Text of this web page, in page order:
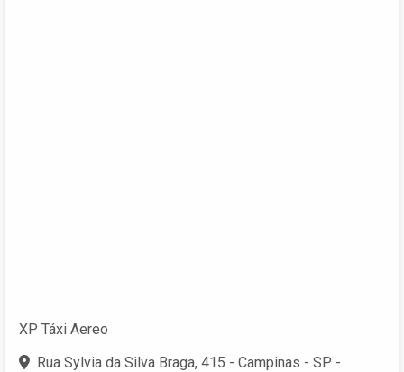
XP Táxi Aereo
Rua Sylvia da Silva Braga, 415 - Campinas - SP -